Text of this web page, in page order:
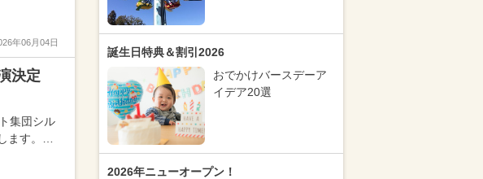
年06月04日
決定
集団シル
ます。…
誕生日特典＆割引2026
おでかけバースデーア
イデア20選
2026年ニューオープン！